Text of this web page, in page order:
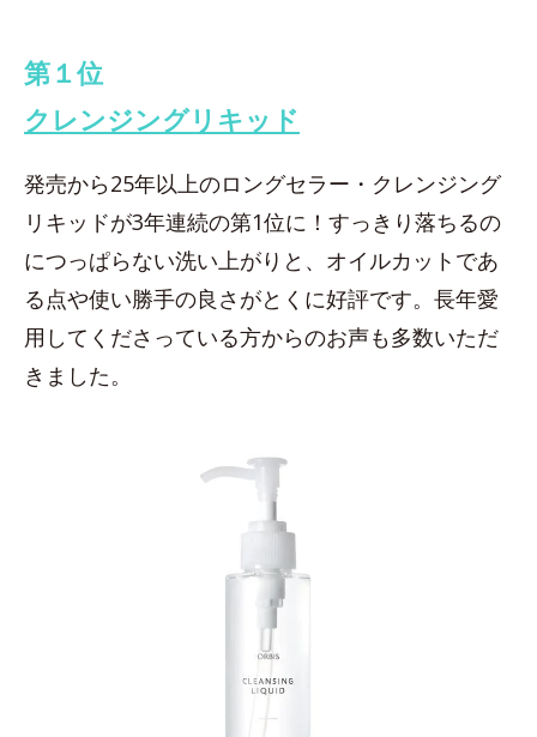
第１位
クレンジングリキッド
発売から25年以上のロングセラー・クレンジング
リキッドが3年連続の第1位に！すっきり落ちるの
につっぱらない洗い上がりと、オイルカットであ
る点や使い勝手の良さがとくに好評です。長年愛
用してくださっている方からのお声も多数いただ
きました。